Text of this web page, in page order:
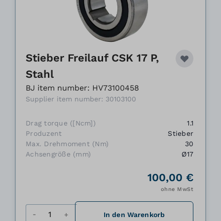
Stieber Freilauf CSK 17 P,
Stahl
BJ item number: HV73100458
Supplier item number: 30103100
Drag torque ([Ncm])
1.1
Produzent
Stieber
Max. Drehmoment (Nm)
30
Achsengröße (mm)
Ø17
100,00 €
ohne MwSt
In den Warenkorb